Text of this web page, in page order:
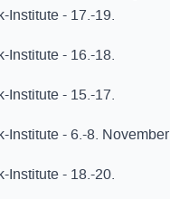
Institute - 17.-19.
Institute - 16.-18.
Institute - 15.-17.
Institute - 6.-8. November
Institute - 18.-20.